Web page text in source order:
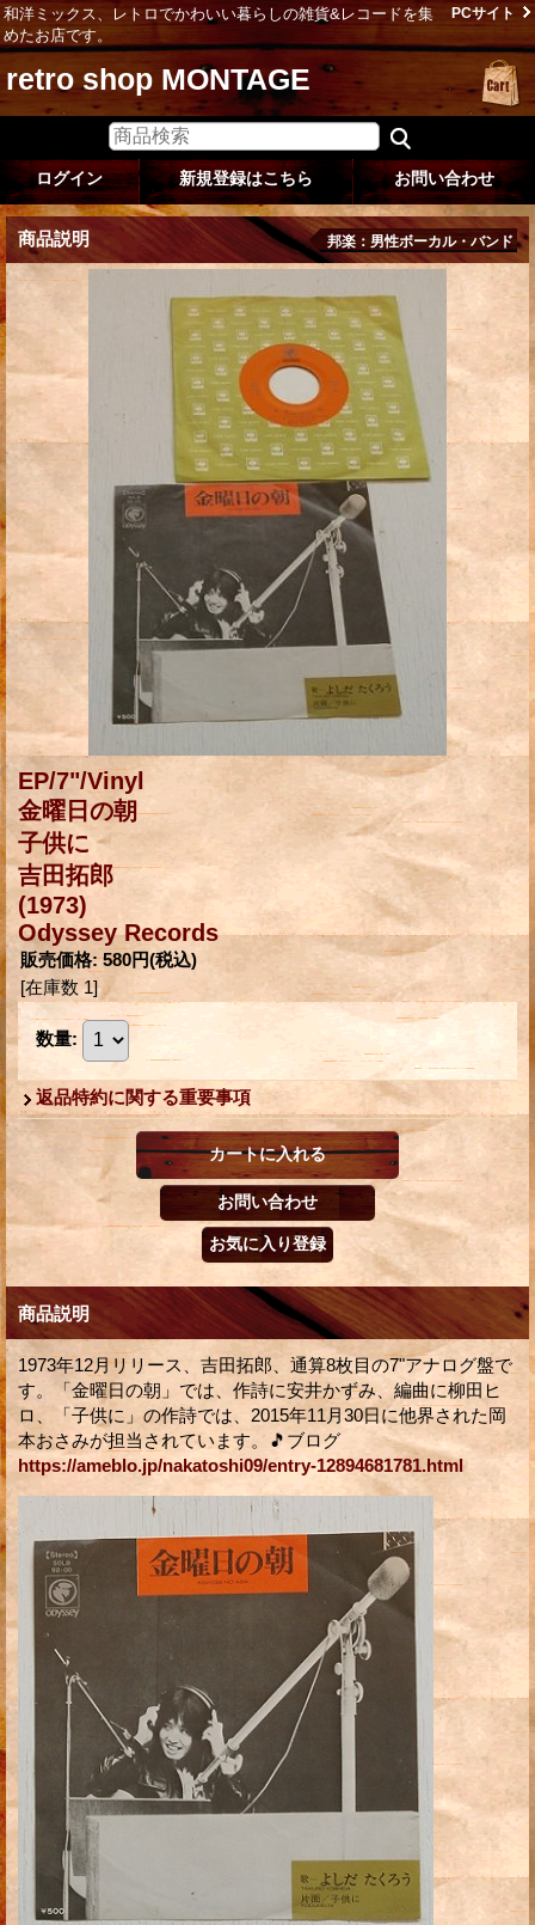
和洋ミックス、レトロでかわいい暮らしの雑貨&レコードを集
めたお店です。
PCサイト
retro shop MONTAGE
ログイン 新規登録はこちら お問い合わせ
商品説明 邦楽：男性ボーカル・バンド
EP/7"/Vinyl
金曜日の朝
子供に
吉田拓郎
(1973)
Odyssey Records
販売価格: 580円(税込)
[在庫数 1]
数量:
返品特約に関する重要事項
商品説明
1973年12月リリース、吉田拓郎、通算8枚目の7"アナログ盤で
す。「金曜日の朝」では、作詩に安井かずみ、編曲に柳田ヒ
ロ、「子供に」の作詩では、2015年11月30日に他界された岡
本おさみが担当されています。🎵ブログ
https://ameblo.jp/nakatoshi09/entry-12894681781.html